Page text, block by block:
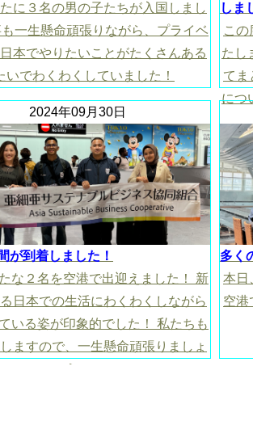
に３名の男の子たちが入国しまし
一生懸命頑張りながら、プライベ
本でやりたいことがたくさんある
いでわくわくしていました！
しま
この
たし
てま
につ
2024年09月30日
が到着しました！
な２名を空港で出迎えました！ 新
日本での生活にわくわくしながら
いる姿が印象的でした！ 私たちも
ますので、一生懸命頑張りましょ
う！
多く
本日
空港